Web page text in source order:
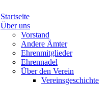
Startseite
Über uns
Vorstand
Andere Ämter
Ehrenmitglieder
Ehrennadel
Über den Verein
Vereinsgeschichte